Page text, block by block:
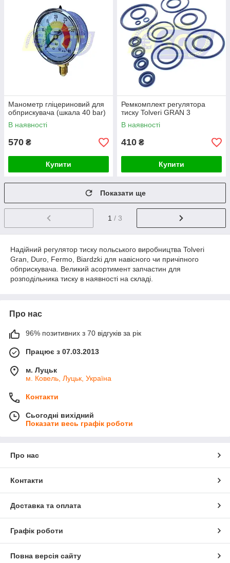
Манометр гліцериновий для
обприскувача (шкала 40 bar)
В наявності
570 ₴
Купити
Ремкомплект регулятора
тиску Tolveri GRAN 3
В наявності
410 ₴
Купити
Показати ще
1 / 3
Надійний регулятор тиску польського виробництва Tolveri
Gran, Duro, Fermo, Biardzki для навісного чи причіпного
обприскувача. Великий асортимент запчастин для
розподільника тиску в наявності на складі.
Про нас
96% позитивних з 70 відгуків за рік
Працює з 07.03.2013
м. Луцьк
м. Ковель, Луцьк, Україна
Контакти
Сьогодні вихідний
Показати весь графік роботи
Про нас
Контакти
Доставка та оплата
Графік роботи
Повна версія сайту